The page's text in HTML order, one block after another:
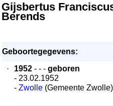
Gijsbertus
Berends
Geboortegegevens:
·
1952 - - - geboren
- 23.02.1952
- Zwolle (Gemeente Zwolle)